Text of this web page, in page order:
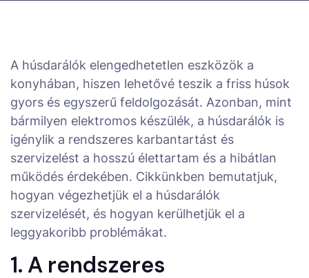
A húsdarálók elengedhetetlen eszközök a
konyhában, hiszen lehetővé teszik a friss húsok
gyors és egyszerű feldolgozását. Azonban, mint
bármilyen elektromos készülék, a húsdarálók is
igénylik a rendszeres karbantartást és
szervizelést a hosszú élettartam és a hibátlan
működés érdekében. Cikkünkben bemutatjuk,
hogyan végezhetjük el a húsdarálók
szervizelését, és hogyan kerülhetjük el a
leggyakoribb problémákat.
1. A rendszeres